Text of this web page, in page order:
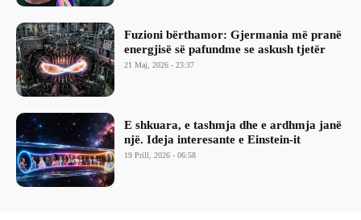
Fuzioni bërthamor: Gjermania më pranë
energjisë së pafundme se askush tjetër
21 Maj, 2026 - 23:37
E shkuara, e tashmja dhe e ardhmja janë
një. Ideja interesante e Einstein-it
19 Prill, 2026 - 06:58